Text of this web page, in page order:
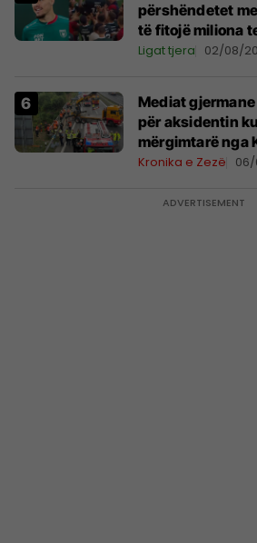
përshëndetet
të fitojë miliona
Ligat tjera 02/08/
Mediat
për aksidentin
mërgimtarë nga
Ferizajt
Kronika e Zezë